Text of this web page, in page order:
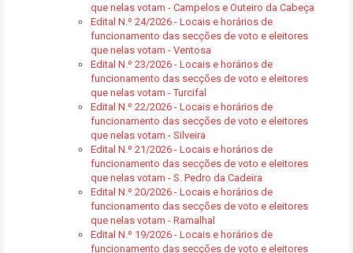
que nelas votam - Campelos e Outeiro da Cabeça
Edital N.º 24/2026 - Locais e horários de
funcionamento das secções de voto e eleitores
que nelas votam - Ventosa
Edital N.º 23/2026 - Locais e horários de
funcionamento das secções de voto e eleitores
que nelas votam - Turcifal
Edital N.º 22/2026 - Locais e horários de
funcionamento das secções de voto e eleitores
que nelas votam - Silveira
Edital N.º 21/2026 - Locais e horários de
funcionamento das secções de voto e eleitores
que nelas votam - S. Pedro da Cadeira
Edital N.º 20/2026 - Locais e horários de
funcionamento das secções de voto e eleitores
que nelas votam - Ramalhal
Edital N.º 19/2026 - Locais e horários de
funcionamento das secções de voto e eleitores